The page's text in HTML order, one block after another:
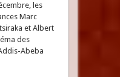
les
Marc
et Albert
des
Abeba